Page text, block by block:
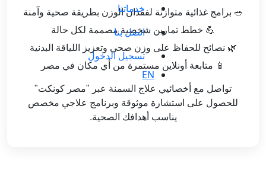
خدماتنا
اتصل بنا
تسجيل الدخول
EN
🥗 برامج غذائية متوازنة لفقدان الوزن بطريقة صحية وآمنة
💪 خطط تمارين شخصية مصممة لكل حالة
🌿 نصائح للحفاظ على وزن صحي وتعزيز اللياقة البدنية
📱 متابعة أونلاين مستمرة من أي مكان في مصر
تواصل مع أخصائيي علاج السمنة عبر "مصر كونكت"
للحصول على استشارة موثوقة وبرنامج علاجي مخصص
يناسب أهدافك الصحية.